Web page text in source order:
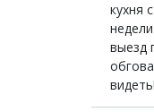
кухня
выезд
видеть!